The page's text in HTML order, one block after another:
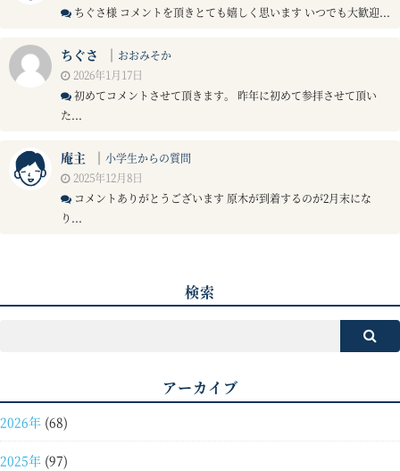
ちぐさ様 コメントを頂きとても嬉しく思います いつでも大歓迎...
ちぐさ ｜ おおみそか
2026年1月17日
初めてコメントさせて頂きます。 昨年に初めて参拝させて頂い
た...
庵主 ｜ 小学生からの質問
2025年12月8日
コメントありがとうございます 原木が到着するのが2月末にな
り...
検索
アーカイブ
2026年 (68)
2025年 (97)